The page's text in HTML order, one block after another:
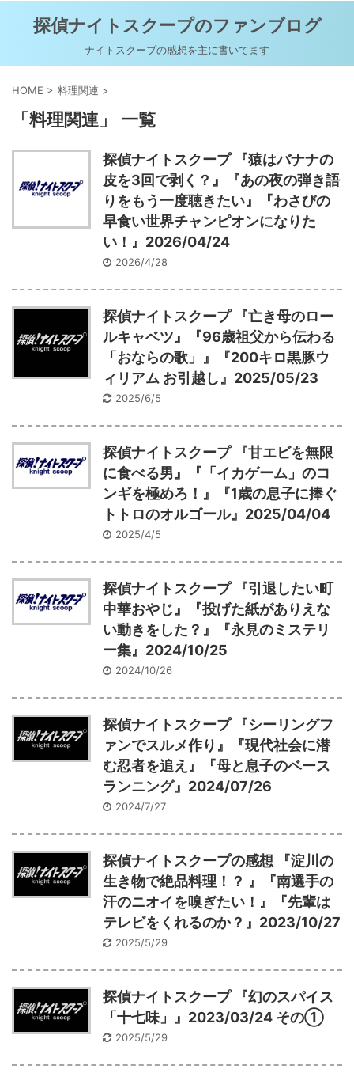
探偵ナイトスクープのファンブログ
ナイトスクープの感想を主に書いてます
HOME > 料理関連 >
「料理関連」 一覧
探偵ナイトスクープ 『猿はバナナの
皮を3回で剥く？』『あの夜の弾き語
りをもう一度聴きたい』『わさびの
早食い世界チャンピオンになりた
い！』2026/04/24
2026/4/28
探偵ナイトスクープ 『亡き母のロー
ルキャベツ』『96歳祖父から伝わる
「おならの歌」』『200キロ黒豚ウ
ィリアム お引越し』2025/05/23
2025/6/5
探偵ナイトスクープ 『甘エビを無限
に食べる男』『「イカゲーム」のコ
ンギを極めろ！』『1歳の息子に捧ぐ
トトロのオルゴール』2025/04/04
2025/4/5
探偵ナイトスクープ 『引退したい町
中華おやじ』『投げた紙がありえな
い動きをした？』『永見のミステリ
ー集』2024/10/25
2024/10/26
探偵ナイトスクープ 『シーリングフ
ァンでスルメ作り』『現代社会に潜
む忍者を追え』『母と息子のベース
ランニング』2024/07/26
2024/7/27
探偵ナイトスクープの感想 『淀川の
生き物で絶品料理！？ 』『南選手の
汗のニオイを嗅ぎたい！』『先輩は
テレビをくれるのか？』2023/10/27
2025/5/29
探偵ナイトスクープ 『幻のスパイス
「十七味」』2023/03/24 その①
2025/5/29